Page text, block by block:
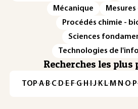
Mécanique
Mesures
Procédés chimie -
Sciences
Technologies de
Recherches les plus
TOP·A·B·C· D· E· F·G· H · ·J· K· L· M · N ·O· P·